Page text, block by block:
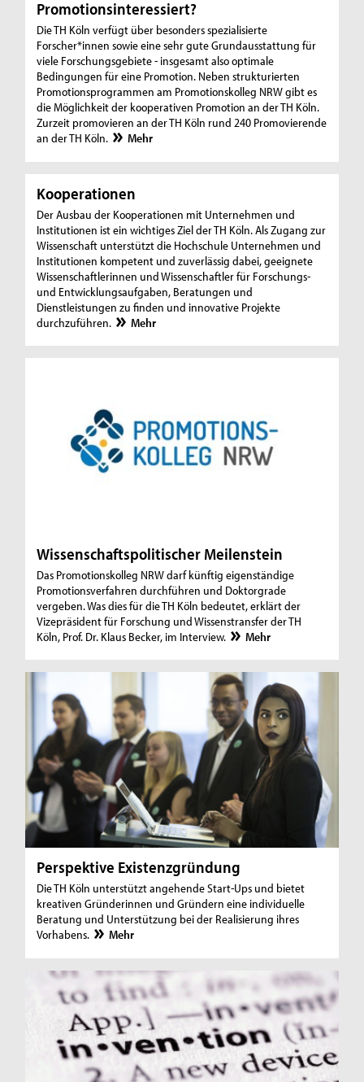
Promotionsinteressiert?
Die TH Köln verfügt über besonders spezialisierte
Forscher*innen sowie eine sehr gute Grundausstattung für
viele Forschungsgebiete - insgesamt also optimale
Bedingungen für eine Promotion. Neben strukturierten
Promotionsprogrammen am Promotionskolleg NRW gibt es
die Möglichkeit der kooperativen Promotion an der TH Köln.
Zurzeit promovieren an der TH Köln rund 240 Promovierende
an der TH Köln.
Mehr
Kooperationen
Der Ausbau der Kooperationen mit Unternehmen und
Institutionen ist ein wichtiges Ziel der TH Köln. Als Zugang zur
Wissenschaft unterstützt die Hochschule Unternehmen und
Institutionen kompetent und zuverlässig dabei, geeignete
Wissenschaftlerinnen und Wissenschaftler für Forschungs-
und Entwicklungsaufgaben, Beratungen und
Dienstleistungen zu finden und innovative Projekte
durchzuführen.
Mehr
Wissenschaftspolitischer Meilenstein
Das Promotionskolleg NRW darf künftig eigenständige
Promotionsverfahren durchführen und Doktorgrade
vergeben. Was dies für die TH Köln bedeutet, erklärt der
Vizepräsident für Forschung und Wissenstransfer der TH
Köln, Prof. Dr. Klaus Becker, im Interview.
Mehr
Perspektive Existenzgründung
Die TH Köln unterstützt angehende Start-Ups und bietet
kreativen Gründerinnen und Gründern eine individuelle
Beratung und Unterstützung bei der Realisierung ihres
Vorhabens.
Mehr